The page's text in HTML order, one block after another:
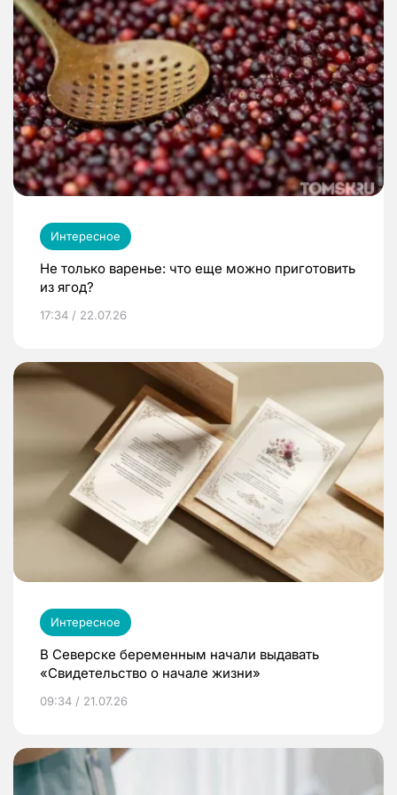
Интересное
Не только варенье: что еще можно приготовить
из ягод?
17:34 / 22.07.26
Интересное
В Северске беременным начали выдавать
«Свидетельство о начале жизни»
09:34 / 21.07.26